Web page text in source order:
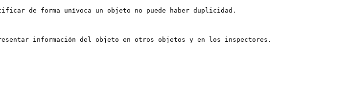
de forma unívoca un objeto no puede haber duplicidad.
información del objeto en otros objetos y en los inspectores.